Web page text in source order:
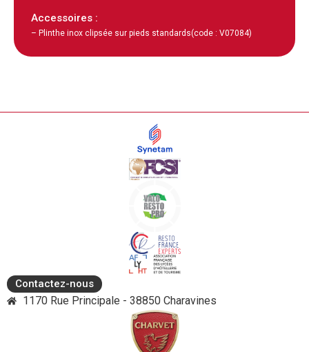
Accessoires :
– Plinthe inox clipsée sur pieds standards(code : V07084)
Contactez-nous
1170 Rue Principale - 38850 Charavines